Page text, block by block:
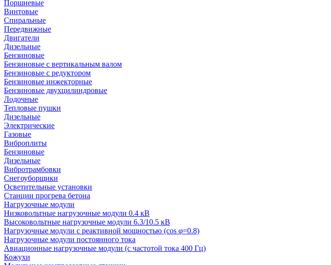
Поршневые
Винтовые
Спиральные
Передвижные
Двигатели
Дизельные
Бензиновые
Бензиновые с вертикальным валом
Бензиновые с редуктором
Бензиновые инжекторные
Бензиновые двухцилиндровые
Лодочные
Тепловые пушки
Дизельные
Электрические
Газовые
Виброплиты
Бензиновые
Дизельные
Вибротрамбовки
Снегоуборщики
Осветительные установки
Станции прогрева бетона
Нагрузочные модули
Низковольтные нагрузочные модули 0.4 кВ
Высоковольтные нагрузочные модули 6.3/10.5 кВ
Нагрузочные модули с реактивной мощностью (cos φ=0.8)
Нагрузочные модули постоянного тока
Авиационные нагрузочные модули (с частотой тока 400 Гц)
Кожухи